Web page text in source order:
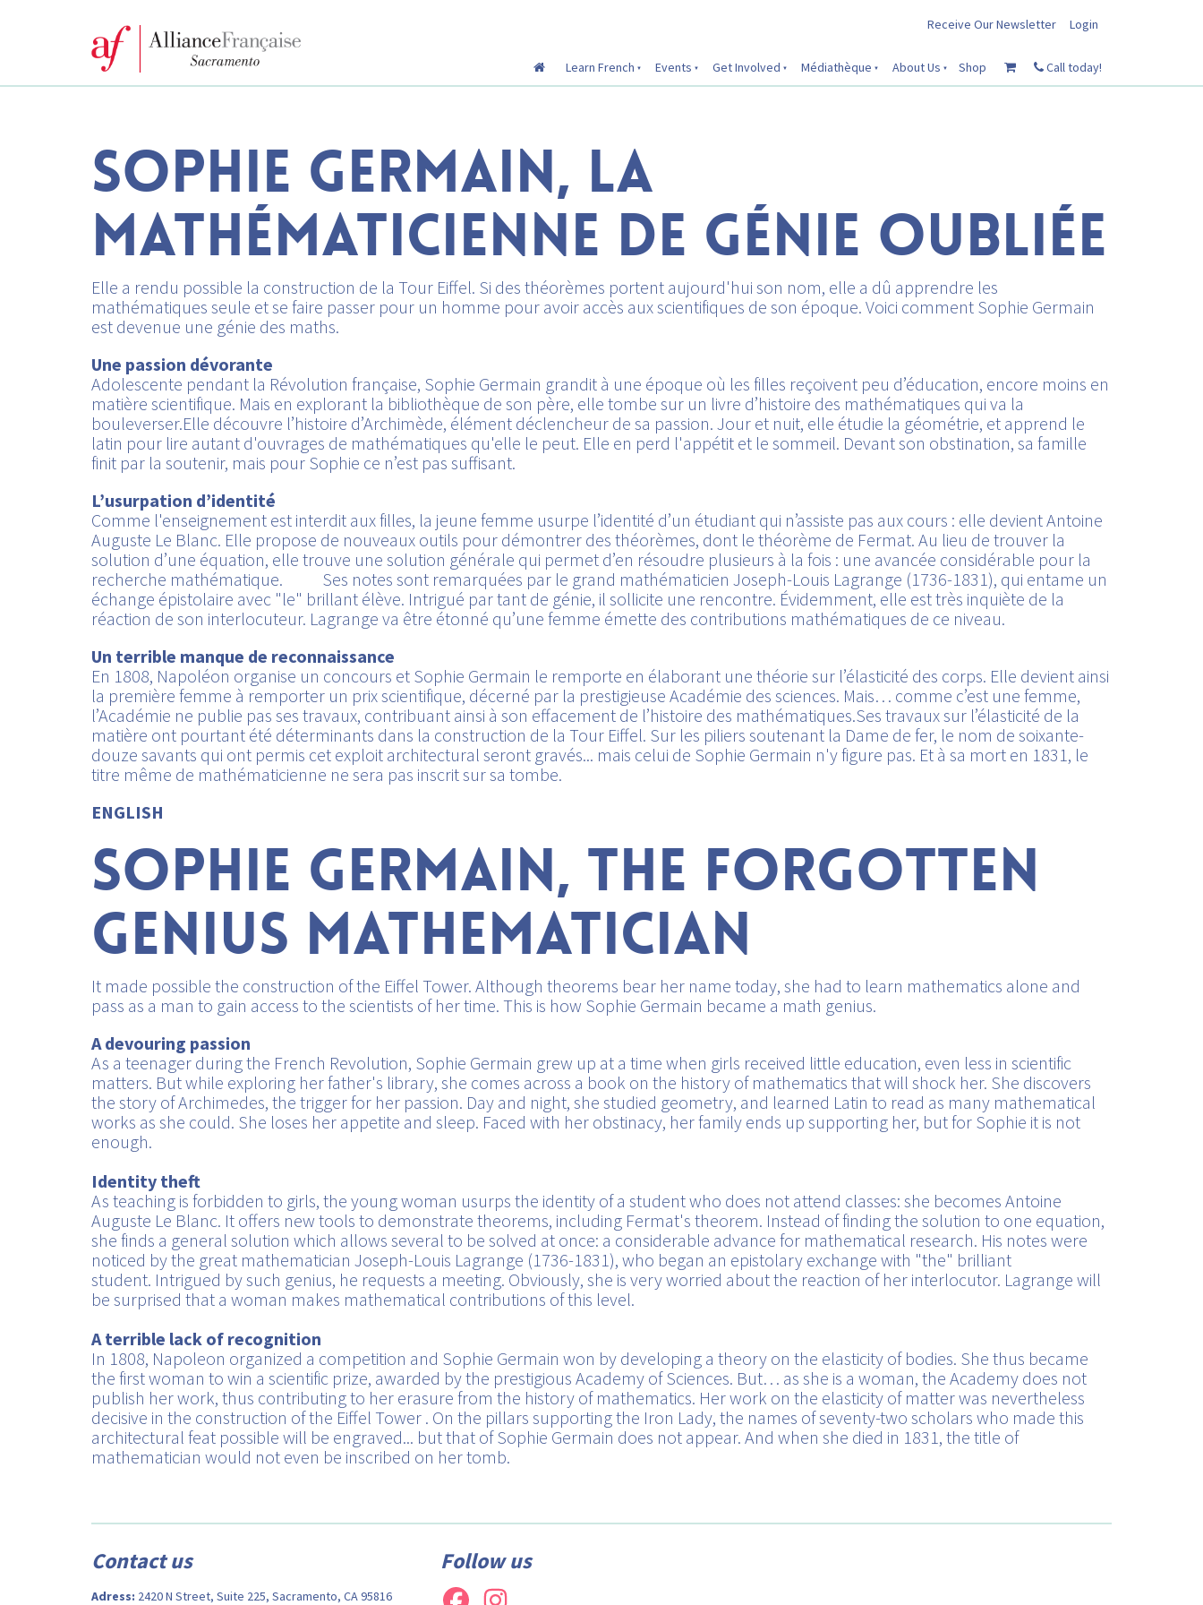
Login
Receive Our Newsletter
Learn French Events Get Involved Médiathèque About Us Shop Call today!
SOPHIE GERMAIN, LA
MATHÉMATICIENNE DE GÉNIE OUBLIÉE
Elle a rendu possible la construction de la Tour Eiffel. Si des théorèmes portent aujourd'hui son nom, elle a dû apprendre les
mathématiques seule et se faire passer pour un homme pour avoir accès aux scientifiques de son époque. Voici comment Sophie Germain
est devenue une génie des maths.
Une passion dévorante
Adolescente pendant la Révolution française, Sophie Germain grandit à une époque où les filles reçoivent peu d’éducation, encore moins en
matière scientifique. Mais en explorant la bibliothèque de son père, elle tombe sur un livre d’histoire des mathématiques qui va la
bouleverser.Elle découvre l’histoire d’Archimède, élément déclencheur de sa passion. Jour et nuit, elle étudie la géométrie, et apprend le
latin pour lire autant d'ouvrages de mathématiques qu'elle le peut. Elle en perd l'appétit et le sommeil. Devant son obstination, sa famille
finit par la soutenir, mais pour Sophie ce n’est pas suffisant.
L’usurpation d’identité
Comme l'enseignement est interdit aux filles, la jeune femme usurpe l’identité d’un étudiant qui n’assiste pas aux cours : elle devient Antoine
Auguste Le Blanc. Elle propose de nouveaux outils pour démontrer des théorèmes, dont le théorème de Fermat. Au lieu de trouver la
solution d’une équation, elle trouve une solution générale qui permet d’en résoudre plusieurs à la fois : une avancée considérable pour la
recherche mathématique. Ses notes sont remarquées par le grand mathématicien Joseph-Louis Lagrange (1736-1831), qui entame un
échange épistolaire avec "le" brillant élève. Intrigué par tant de génie, il sollicite une rencontre. Évidemment, elle est très inquiète de la
réaction de son interlocuteur. Lagrange va être étonné qu’une femme émette des contributions mathématiques de ce niveau.
Un terrible manque de reconnaissance
En 1808, Napoléon organise un concours et Sophie Germain le remporte en élaborant une théorie sur l’élasticité des corps. Elle devient ainsi
la première femme à remporter un prix scientifique, décerné par la prestigieuse Académie des sciences. Mais… comme c’est une femme,
l’Académie ne publie pas ses travaux, contribuant ainsi à son effacement de l’histoire des mathématiques.Ses travaux sur l’élasticité de la
matière ont pourtant été déterminants dans la construction de la Tour Eiffel. Sur les piliers soutenant la Dame de fer, le nom de soixante-
douze savants qui ont permis cet exploit architectural seront gravés... mais celui de Sophie Germain n'y figure pas. Et à sa mort en 1831, le
titre même de mathématicienne ne sera pas inscrit sur sa tombe.
ENGLISH
SOPHIE GERMAIN, THE FORGOTTEN
GENIUS MATHEMATICIAN
It made possible the construction of the Eiffel Tower. Although theorems bear her name today, she had to learn mathematics alone and
pass as a man to gain access to the scientists of her time. This is how Sophie Germain became a math genius.
A devouring passion
As a teenager during the French Revolution, Sophie Germain grew up at a time when girls received little education, even less in scientific
matters. But while exploring her father's library, she comes across a book on the history of mathematics that will shock her. She discovers
the story of Archimedes, the trigger for her passion. Day and night, she studied geometry, and learned Latin to read as many mathematical
works as she could. She loses her appetite and sleep. Faced with her obstinacy, her family ends up supporting her, but for Sophie it is not
enough.
Identity theft
As teaching is forbidden to girls, the young woman usurps the identity of a student who does not attend classes: she becomes Antoine
Auguste Le Blanc. It offers new tools to demonstrate theorems, including Fermat's theorem. Instead of finding the solution to one equation,
she finds a general solution which allows several to be solved at once: a considerable advance for mathematical research. His notes were
noticed by the great mathematician Joseph-Louis Lagrange (1736-1831), who began an epistolary exchange with "the" brilliant
student. Intrigued by such genius, he requests a meeting. Obviously, she is very worried about the reaction of her interlocutor. Lagrange will
be surprised that a woman makes mathematical contributions of this level.
A terrible lack of recognition
In 1808, Napoleon organized a competition and Sophie Germain won by developing a theory on the elasticity of bodies. She thus became
the first woman to win a scientific prize, awarded by the prestigious Academy of Sciences. But… as she is a woman, the Academy does not
publish her work, thus contributing to her erasure from the history of mathematics. Her work on the elasticity of matter was nevertheless
decisive in the construction of the Eiffel Tower . On the pillars supporting the Iron Lady, the names of seventy-two scholars who made this
architectural feat possible will be engraved... but that of Sophie Germain does not appear. And when she died in 1831, the title of
mathematician would not even be inscribed on her tomb.
Contact us
Adress: 2420 N Street, Suite 225, Sacramento, CA 95816
Follow us